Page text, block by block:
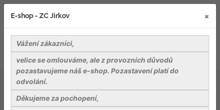
Záhradnické potřeby
Jmenovka zapich Rosteto SL 135 žlutá 15x5,5x3,5 cm
(sada 10ks) rovná
E-shop - ZC Jirkov ×
Vážení zákazníci,
velice se omlouváme, ale z provozních důvodů
pozastavujeme náš e-shop. Pozastavení platí do
odvolání.
Děkujeme za pochopení,